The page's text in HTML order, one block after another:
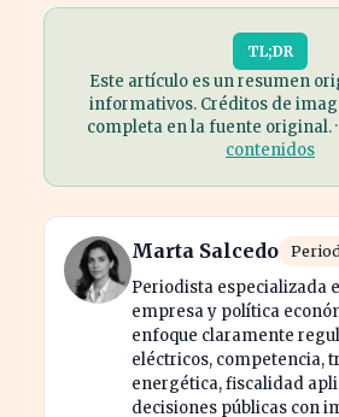
TL;DR
Este artículo es un resumen
informativos. Créditos de
completa en la fuente original. ·
contenidos
Marta Salcedo
Periodista especializada
empresa y política
enfoque claramente
eléctricos, competencia,
energética, fiscalidad
decisiones públicas con